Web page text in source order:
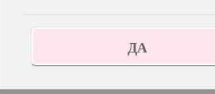
ДА